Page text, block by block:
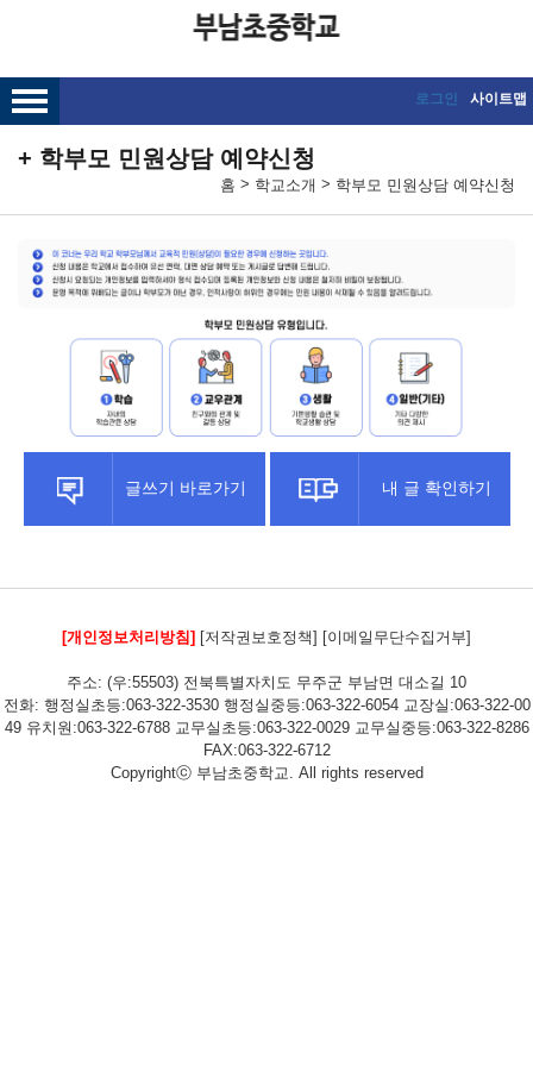
로그인 사이트맵
학부모 민원상담 예약신청
홈 > 학교소개 > 학부모 민원상담 예약신청
글쓰기 바로가기 내 글 확인하기
[개인정보처리방침] [저작권보호정책] [이메일무단수집거부]
주소: (우:55503) 전북특별자치도 무주군 부남면 대소길 10
전화: 행정실초등:063-322-3530 행정실중등:063-322-6054 교장실:063-322-00
49 유치원:063-322-6788 교무실초등:063-322-0029 교무실중등:063-322-8286
FAX:063-322-6712
Copyrightⓒ 부남초중학교. All rights reserved